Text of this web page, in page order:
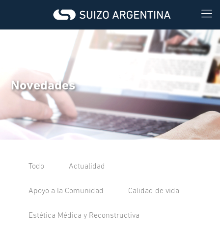
Novedades
Todo Actualidad
Apoyo a la Comunidad Calidad de vida
Estética Médica y Reconstructiva